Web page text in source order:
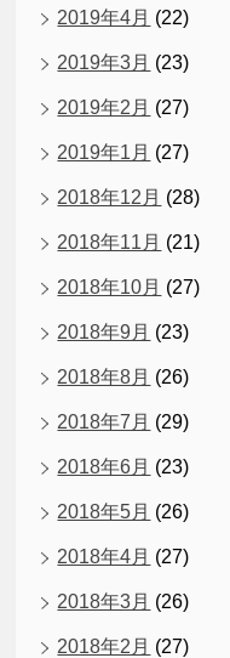
2019年4月 (22)
2019年3月 (23)
2019年2月 (27)
2019年1月 (27)
2018年12月 (28)
2018年11月 (21)
2018年10月 (27)
2018年9月 (23)
2018年8月 (26)
2018年7月 (29)
2018年6月 (23)
2018年5月 (26)
2018年4月 (27)
2018年3月 (26)
2018年2月 (27)